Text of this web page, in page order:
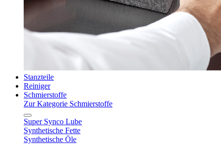
Stanzteile
Reiniger
Schmierstoffe
Zur Kategorie Schmierstoffe
Super Synco Lube
Synthetische Fette
Synthetische Öle